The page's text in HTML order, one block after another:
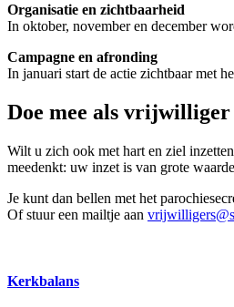
Organisatie en zichtbaarheid
In oktober, november en december
Campagne en afronding
In januari start de actie zichtbaar met
Doe mee als vrijwilliger
Wilt u zich ook met hart en ziel
meedenkt: uw inzet is van grote
Je kunt dan bellen met het
Of stuur een mailtje aan
Kerkbalans